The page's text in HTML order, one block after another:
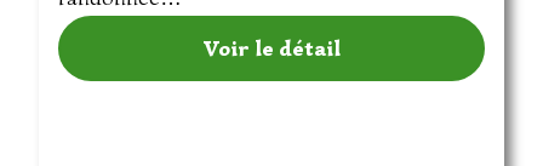
Voir le détail